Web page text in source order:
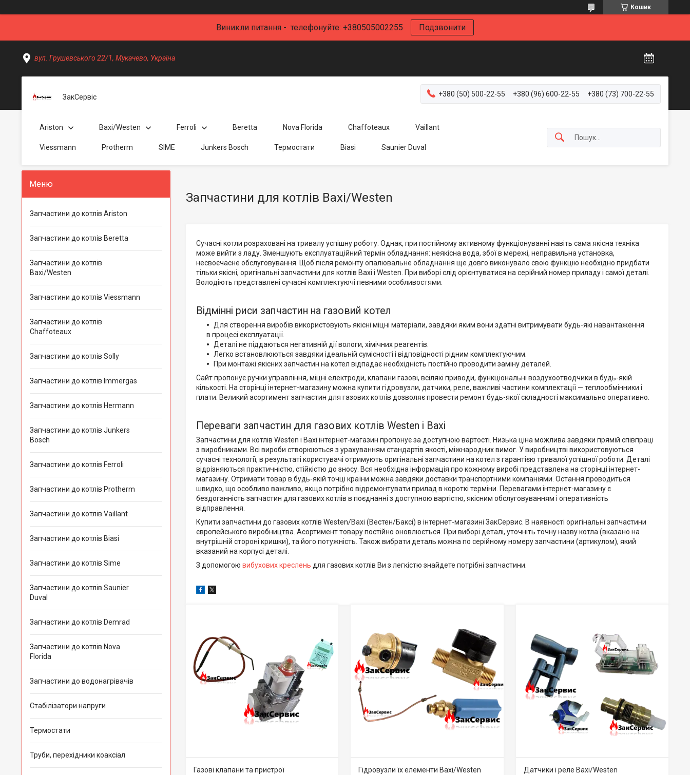
Кошик
Виникли питання - телефонуйте: +380505002255 Подзвонити
вул. Грушевського 22/1, Мукачево, Україна
ЗакСервіс +380 (50) 500-22-55 +380 (96) 600-22-55 +380 (73) 700-22-55
Ariston Baxi/Westen Ferroli Beretta Nova Florida Chaffoteaux Vaillant
Viessmann Protherm SIME Junkers Bosch Термостати Biasi Saunier Duval
Запчастини для котлів Baxi/Westen
Сучасні котли розраховані на тривалу успішну роботу. Однак, при постійному активному функціонуванні навіть сама якісна техніка
може вийти з ладу. Зменшують експлуатаційний термін обладнання: неякісна вода, збої в мережі, неправильна установка,
несвоєчасне обслуговування. Щоб після ремонту опалювальне обладнання ще довго виконувало свою функцію необхідно придбати
тільки якісні, оригінальні запчастини для котлів Baxi і Westen. При виборі слід орієнтуватися на серійний номер приладу і самої деталі.
Володіють представлені сучасні комплектуючі певними особливостями.
Відмінні риси запчастин на газовий котел
Для створення виробів використовують якісні міцні матеріали, завдяки яким вони здатні витримувати будь-які навантаження
в процесі експлуатації.
Деталі не піддаються негативній дії вологи, хімічних реагентів.
Легко встановлюються завдяки ідеальній сумісності і відповідності рідним комплектуючим.
При монтажі якісних запчастин на котел відпадає необхідність постійно проводити заміну деталей.
Сайт пропонує ручки управління, міцні електроди, клапани газові, всілякі приводи, функціональні воздухоотводчики в будь-якій
кількості. На сторінці інтернет-магазину можна купити гідровузли, датчики, реле, важливі частини комплектації — теплообмінники і
плати. Великий асортимент запчастин для газових котлів дозволяє провести ремонт будь-якої складності максимально оперативно.
Переваги запчастин для газових котлів Westen і Baxi
Запчастини для котлів Westen і Baxi інтернет-магазин пропонує за доступною вартості. Низька ціна можлива завдяки прямій співпраці
з виробниками. Всі вироби створюються з урахуванням стандартів якості, міжнародних вимог. У виробництві використовуються
сучасні технології, в результаті користувачі отримують оригінальні запчастини на котел з гарантією тривалої успішної роботи. Деталі
відрізняються практичністю, стійкістю до зносу. Вся необхідна інформація про кожному виробі представлена на сторінці інтернет-
магазину. Отримати товар в будь-якій точці країни можна завдяки доставки транспортними компаніями. Остання проводиться
швидко, що особливо важливо, якщо потрібно відремонтувати прилад в короткі терміни. Перевагами інтернет-магазину є
бездоганність запчастин для газових котлів в поєднанні з доступною вартістю, якісним обслуговуванням і оперативність
відправлення.
Купити запчастини до газових котлів Westen/Baxi (Вестен/Баксі) в інтернет-магазині ЗакСервис. В наявності оригінальні запчастини
європейського виробництва. Асортимент товару постійно оновлюється. При виборі деталі, уточніть точну назву котла (вказано на
внутрішній стороні кришки), та його потужність. Також вибрати деталь можна по серійному номеру запчастини (артикулом), який
вказаний на корпусі деталі.
З допомогою вибухових креслень для газових котлів Ви з легкістю знайдете потрібні запчастини.
Газові клапани та пристрої
Гідровузли їх елементи Baxi/Westen Датчики і реле Baxi/Westen
Запчастини до котлів Ariston
Запчастини до котлів Beretta
Запчастини до котлів
Baxi/Westen
Запчастини до котлів Viessmann
Запчастини до котлів
Chaffoteaux
Запчастини до котлів Solly
Запчастини до котлів Immergas
Запчастини до котлів Hermann
Запчастини до котлів Junkers
Bosch
Запчастини до котлів Ferroli
Запчастини до котлів Protherm
Запчастини до котлів Vaillant
Запчастини до котлів Biasi
Запчастини до котлів Sime
Запчастини до котлів Saunier
Duval
Запчастини до котлів Demrad
Запчастини до котлів Nova
Florida
Запчастини до водонагрівачів
Стабілізатори напруги
Термостати
Труби, перехідники коаксіал